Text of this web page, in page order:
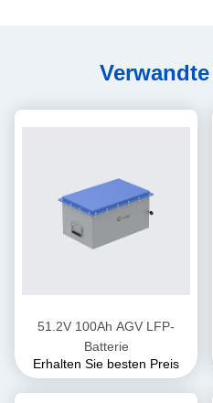
51.2V 100Ah AGV LFP-
Batterie
Erhalten Sie besten Preis